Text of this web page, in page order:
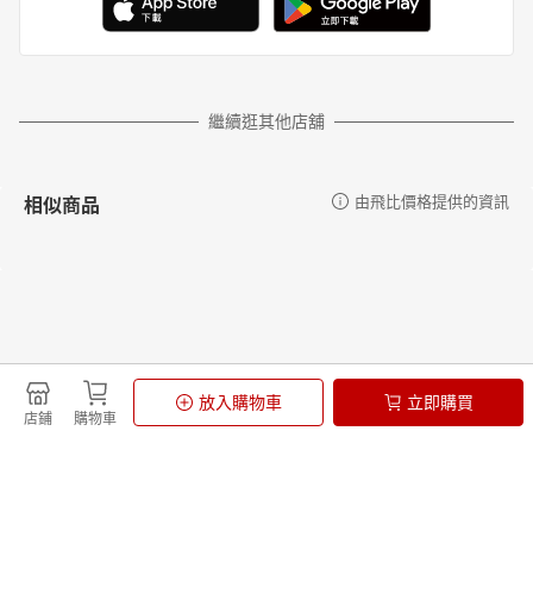
店鋪 購物車
放入購物車 立即購買
繼續逛其他店舖
相似商品 由飛比價格提供的資訊
更多推薦 由飛比價格提供的資訊